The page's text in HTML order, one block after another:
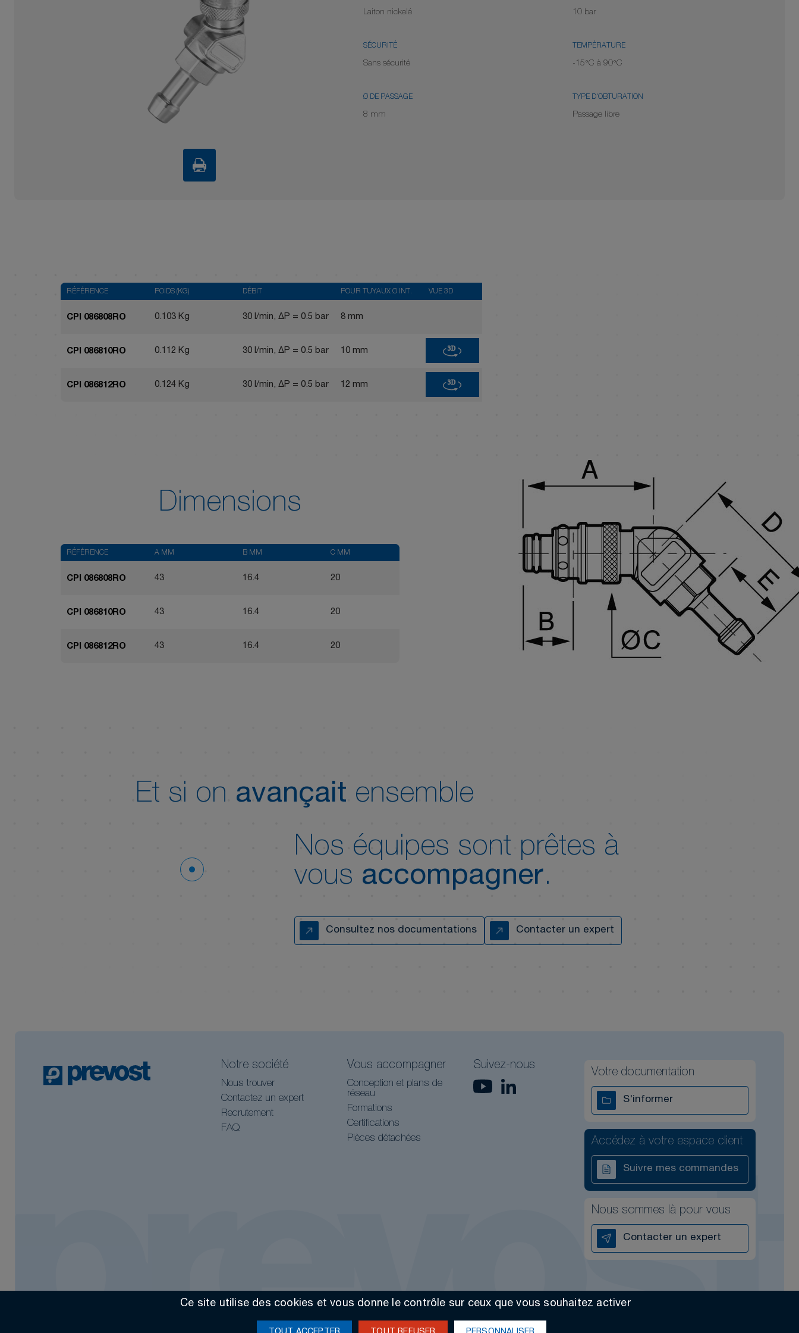
Laiton nickelé 10 bar
SÉCURITÉ
Sans sécurité
TEMPÉRATURE
-15°C à 90°C
Ø DE PASSAGE
8 mm
TYPE D'OBTURATION
Passage libre
RÉFÉRENCE POIDS (KG) DÉBIT POUR TUYAUX Ø INT. VUE 3D
CPI 086808RO 0.103 Kg 30 l/min, ΔP = 0.5 bar 8 mm
CPI 086810RO 0.112 Kg 30 l/min, ΔP = 0.5 bar 10 mm 3D
CPI 086812RO 0.124 Kg 30 l/min, ΔP = 0.5 bar 12 mm 3D
Dimensions
RÉFÉRENCE A MM B MM C MM E MM
CPI 086808RO 43 16.4 20
CPI 086810RO 43 16.4 20
CPI 086812RO 43 16.4 20
Et si on avançait ensemble
Nos équipes sont prêtes à
vous accompagner.
Consultez nos documentations Contacter un expert
Notre société
Nous trouver
Contactez un expert
Recrutement
FAQ
Vous accompagner
Conception et plans de
réseau
Formations
Certifications
Pièces détachées
Suivez-nous
Votre documentation
S'informer
Accédez à votre espace client
Suivre mes commandes
Nous sommes là pour vous
Contacter un expert
Ce site utilise des cookies et vous donne le contrôle sur ceux que vous souhaitez activer